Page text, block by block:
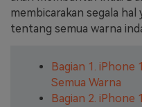
membicarakan segala
tentang semua warna
Bagian 1.
Semua Warna
Bagian 2. iPhone